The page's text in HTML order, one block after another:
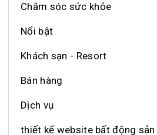
Chăm sóc sức khỏe
Nổi bật
Khách sạn - Resort
Bán hàng
Dịch vụ
thiết kế website bất động sản